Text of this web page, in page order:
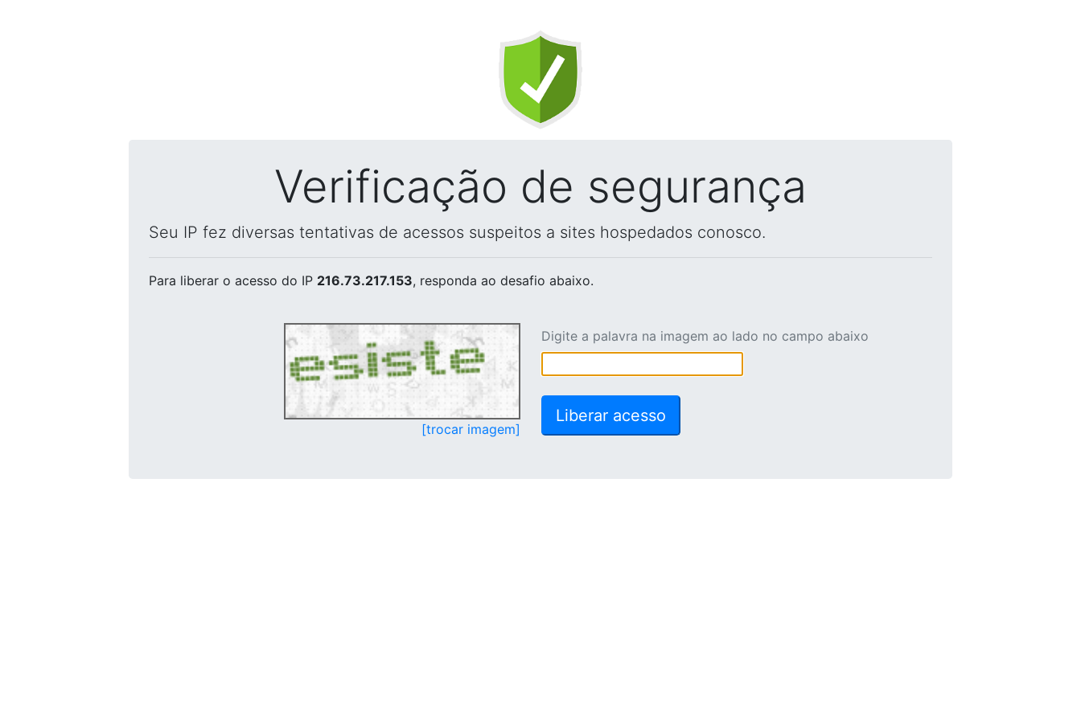
Verificação de segurança
Seu IP fez diversas tentativas de acessos suspeitos a sites hospedados conosco.
Para liberar o acesso do IP 216.73.217.153, responda ao desafio abaixo.
[trocar imagem]
Digite a palavra na imagem ao lado no campo abaixo